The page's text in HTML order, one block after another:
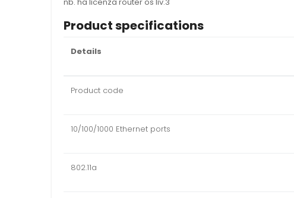
nb. ha licenza router os liv.3
Product specifications
Details
Product code
10/100/1000 Ethernet ports
802.11a